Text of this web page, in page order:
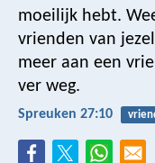
moeilijk hebt.
vrienden van
meer aan een
ver weg.
Spreuken 27:10